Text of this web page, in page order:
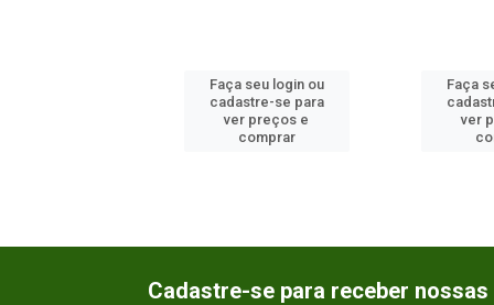
Faça seu login ou
cadastre-se para
ver preços e
comprar
Faça
ver
Cadastre-se para receber